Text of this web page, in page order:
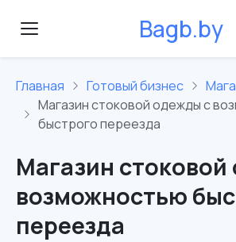
Bagb.by
Главная Готовый бизнес
Магазин стоковой одежды с
быстрого переезда
Магазин
возможностью
переезда